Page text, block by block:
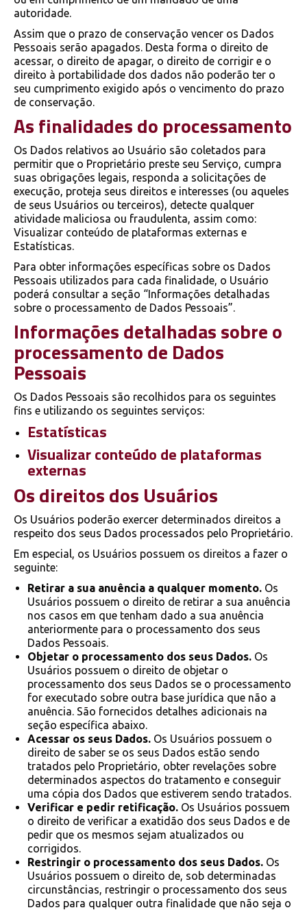
autoridade.
Assim que o prazo de conservação vencer os Dados
Pessoais serão apagados. Desta forma o direito de
acessar, o direito de apagar, o direito de corrigir e o
direito à portabilidade dos dados não poderão ter o
seu cumprimento exigido após o vencimento do prazo
de conservação.
As finalidades do processamento
Os Dados relativos ao Usuário são coletados para
permitir que o Proprietário preste seu Serviço, cumpra
suas obrigações legais, responda a solicitações de
execução, proteja seus direitos e interesses (ou aqueles
de seus Usuários ou terceiros), detecte qualquer
atividade maliciosa ou fraudulenta, assim como:
Visualizar conteúdo de plataformas externas e
Estatísticas.
Para obter informações específicas sobre os Dados
Pessoais utilizados para cada finalidade, o Usuário
poderá consultar a seção “Informações detalhadas
sobre o processamento de Dados Pessoais”.
Informações detalhadas sobre o
processamento de Dados
Pessoais
Os Dados Pessoais são recolhidos para os seguintes
fins e utilizando os seguintes serviços:
Estatísticas
Visualizar conteúdo de plataformas
externas
Os direitos dos Usuários
Os Usuários poderão exercer determinados direitos a
respeito dos seus Dados processados pelo Proprietário.
Em especial, os Usuários possuem os direitos a fazer o
seguinte:
Retirar a sua anuência a qualquer momento. Os
Usuários possuem o direito de retirar a sua anuência
nos casos em que tenham dado a sua anuência
anteriormente para o processamento dos seus
Dados Pessoais.
Objetar o processamento dos seus Dados. Os
Usuários possuem o direito de objetar o
processamento dos seus Dados se o processamento
for executado sobre outra base jurídica que não a
anuência. São fornecidos detalhes adicionais na
seção específica abaixo.
Acessar os seus Dados. Os Usuários possuem o
direito de saber se os seus Dados estão sendo
tratados pelo Proprietário, obter revelações sobre
determinados aspectos do tratamento e conseguir
uma cópia dos Dados que estiverem sendo tratados.
Verificar e pedir retificação. Os Usuários possuem
o direito de verificar a exatidão dos seus Dados e de
pedir que os mesmos sejam atualizados ou
corrigidos.
Restringir o processamento dos seus Dados. Os
Usuários possuem o direito de, sob determinadas
circunstâncias, restringir o processamento dos seus
Dados para qualquer outra finalidade que não seja o